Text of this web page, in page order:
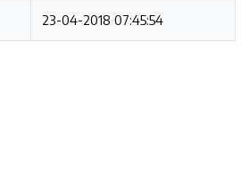
23-04-2018 07:45:54